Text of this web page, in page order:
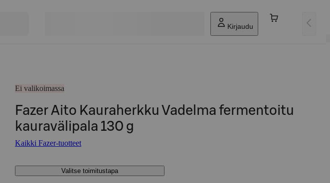
Kirjaudu
Ei valikoimassa
Fazer Aito Kauraherkku Vadelma fermentoitu
kauravälipala 130 g
Kaikki Fazer-tuotteet
Valitse toimitustapa